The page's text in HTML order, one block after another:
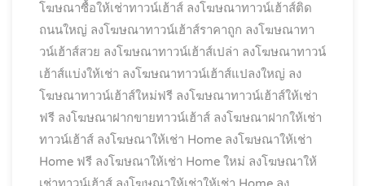
โฆษณาซื้อให้เช่าทาวน์เฮ้าส์ ลงโฆษณาทาวน์เฮ้าส์ติด
ถนนใหญ่ ลงโฆษณาทาวน์เฮ้าส์ราคาถูก ลงโฆษณาทา
วน์เฮ้าส์สวย ลงโฆษณาทาวน์เฮ้าส์เปล่า ลงโฆษณาทาวน์
เฮ้าส์แบ่งให้เช่า ลงโฆษณาทาวน์เฮ้าส์แปลงใหญ่ ลง
โฆษณาทาวน์เฮ้าส์ใหม่ฟรี ลงโฆษณาทาวน์เฮ้าส์ให้เช่า
ฟรี ลงโฆษณาฝากขายทาวน์เฮ้าส์ ลงโฆษณาฝากให้เช่า
ทาวน์เฮ้าส์ ลงโฆษณาให้เช่า Home ลงโฆษณาให้เช่า
Home ฟรี ลงโฆษณาให้เช่า Home ใหม่ ลงโฆษณาให้